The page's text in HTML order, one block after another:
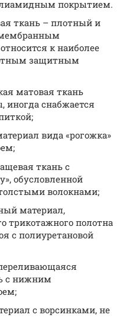
покрытием.
ткань – плотный и
мембранным
к наиболее
защитным
матовая ткань
иногда снабжается
вида «рогожка»
ткань с
обусловленной
волокнами;
материал,
трикотажного полотна
с полиуретановой
с нижним
с ворсинками, не